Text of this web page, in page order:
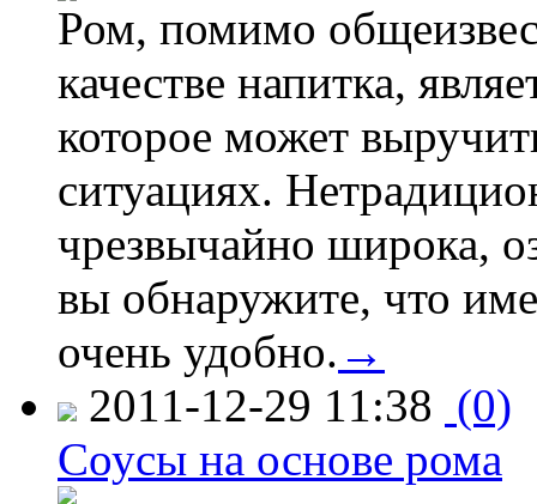
Ром, помимо
качестве напитка,
которое может
ситуациях.
чрезвычайно широка,
вы обнаружите, что
очень удобно. →
2011-12-29 11:38 (0)
Соусы на основе рома